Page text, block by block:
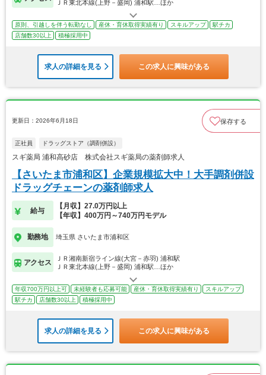
ＪＲ東北本線(上野－盛岡) 浦和駅…ほか
原則、引越しを伴う転勤なし 産休・育休取得実績有り スキルアップ
駅チカ
店舗数30以上
積極採用中
求人の詳細を見る この求人に興味がある
更新日：2026年6月18日 保存する
正社員 ドラッグストア（調剤併設）
スギ薬局 浦和高砂店 株式会社スギ薬局の薬剤師求人
【さいたま市浦和区】企業規模拡大中！大手調剤併設
ドラッグチェーンの薬剤師求人
給与
【月収】27.0万円以上
【年収】400万円～740万円モデル
勤務地 埼玉県 さいたま市浦和区
アクセス
ＪＲ湘南新宿ライン線(大宮－赤羽) 浦和駅
ＪＲ東北本線(上野－盛岡) 浦和駅…ほか
年収700万円以上可 未経験者も応募可能 産休・育休取得実績有り
スキルアップ
駅チカ
店舗数30以上 積極採用中
求人の詳細を見る この求人に興味がある